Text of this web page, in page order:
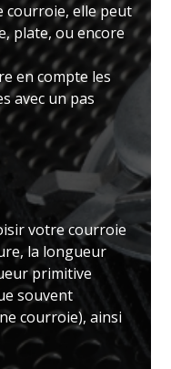
courroie, elle peut
plate, ou encore
en compte les
avec un pas
votre courroie
la longueur
primitive
souvent
courroie), ainsi